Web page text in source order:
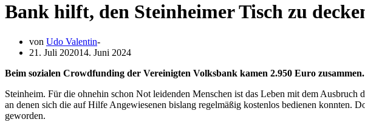
Bank hilft, den Steinheimer Tisch zu
von Udo Valentin
21. Juli 202014. Juni 2024
Beim sozialen Crowdfunding der Vereinigten Volksbank kamen 2.950 Euro
Steinheim. Für die ohnehin schon Not leidenden Menschen ist das Leben mit dem
an denen sich die auf Hilfe Angewiesenen bislang regelmäßig kostenlos bedienen konnten.
geworden.